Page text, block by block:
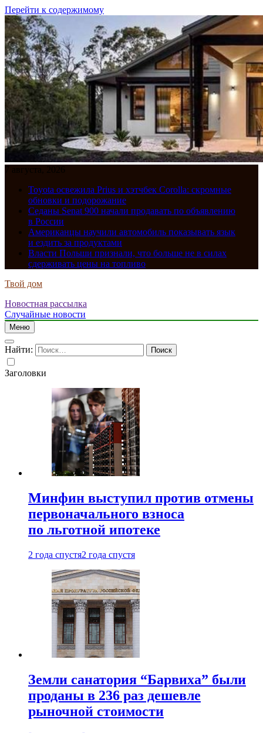
Перейти к содержимому
7 августа, 2026
Toyota освежила Prius и хэтчбек Corolla: скромные
обновки и подорожание
Седаны Senat 900 начали продавать по объявлению
в России
Американцы научили автомобиль показывать язык
и ездить за продуктами
Власти Польши признали, что больше не в силах
сдерживать цены на топливо
Твой дом
Новостная рассылка
Случайные новости
Меню
Найти:
Заголовки
Минфин выступил против отмены
первоначального взноса
по льготной ипотеке
2 года спустя2 года спустя
Земли санатория “Барвиха” были
проданы в 236 раз дешевле
рыночной стоимости